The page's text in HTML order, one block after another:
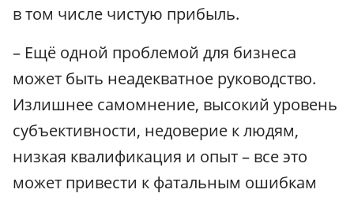
в том числе чистую прибыль.
– Ещё одной проблемой для бизнеса
может быть неадекватное руководство.
Излишнее самомнение, высокий уровень
субъективности, недоверие к людям,
низкая квалификация и опыт – все это
может привести к фатальным ошибкам